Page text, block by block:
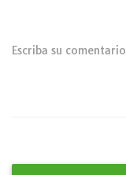
Escriba su comentario